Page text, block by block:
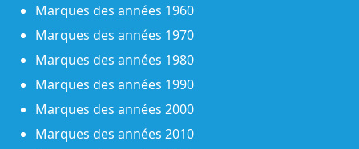
Marques des années 1960
Marques des années 1970
Marques des années 1980
Marques des années 1990
Marques des années 2000
Marques des années 2010